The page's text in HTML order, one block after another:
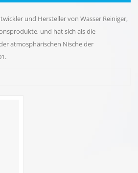
und Hersteller von Wasser Reiniger,
und hat sich als die
atmosphärischen Nische der